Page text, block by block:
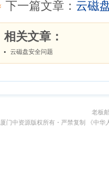
老板
厦门中资源版权所有・严禁复制 《中